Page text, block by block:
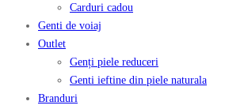
Carduri cadou
Genti de voiaj
Outlet
Genți piele reduceri
Genti ieftine din piele naturala
Branduri